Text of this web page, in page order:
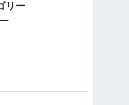
リー